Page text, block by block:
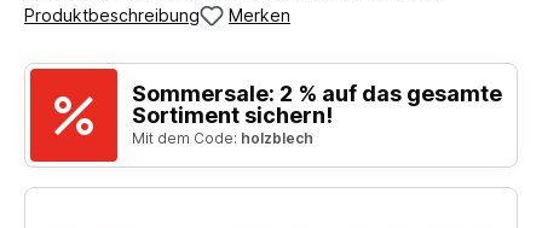
Produktbeschreibung
Merken
Sommersale: 2 % auf das gesamte
Sortiment sichern!
Mit dem Code: holzblech